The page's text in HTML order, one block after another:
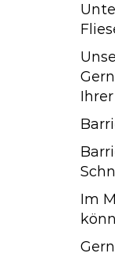
Im